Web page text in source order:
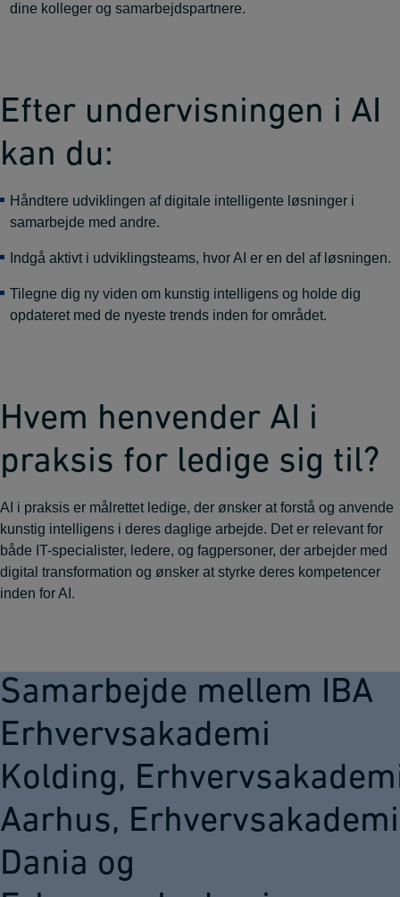
dine kolleger og samarbejdspartnere.
Efter undervisningen i AI
kan du:
Håndtere udviklingen af digitale intelligente løsninger i
samarbejde med andre.
Indgå aktivt i udviklingsteams, hvor AI er en del af løsningen.
Tilegne dig ny viden om kunstig intelligens og holde dig
opdateret med de nyeste trends inden for området.
Hvem henvender AI i
praksis for ledige sig til?
AI i praksis er målrettet ledige, der ønsker at forstå og anvende
kunstig intelligens i deres daglige arbejde. Det er relevant for
både IT-specialister, ledere, og fagpersoner, der arbejder med
digital transformation og ønsker at styrke deres kompetencer
inden for AI.
Samarbejde mellem IBA
Erhvervsakademi
Kolding,
Aarhus, Erhvervsakademi
Dania og